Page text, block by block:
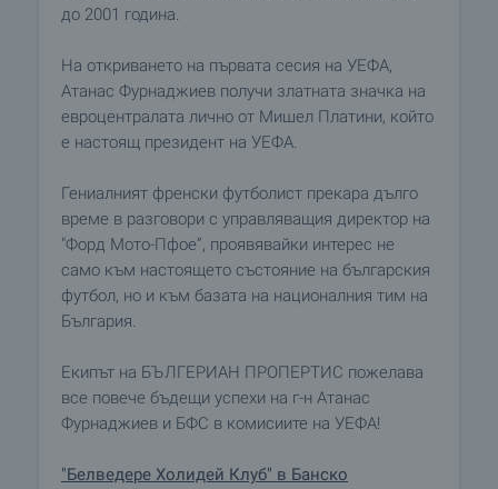
до 2001 година.
На откриването на първата сесия на УЕФА,
Атанас Фурнаджиев получи златната значка на
евроцентралата лично от Мишел Платини, който
е настоящ президент на УЕФА.
Гениалният френски футболист прекара дълго
време в разговори с управляващия директор на
"Форд Мото-Пфое”, проявявайки интерес не
само към настоящето състояние на българския
футбол, но и към базата на националния тим на
България.
Екипът на БЪЛГЕРИАН ПРОПЕРТИС пожелава
все повече бъдещи успехи на г-н Атанас
Фурнаджиев и БФС в комисиите на УЕФА!
"Белведере Холидей Клуб" в Банско